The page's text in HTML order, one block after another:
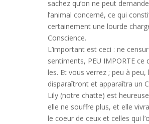
sachez qu’on ne peut
l’animal concerné, ce qui
certainement une lourde
Conscience.
L’important est ceci : ne
sentiments, PEU IMPORTE ce
les. Et vous verrez ; peu à peu,
disparaîtront et apparaîtra un
Lily (notre chatte) est
elle ne souffre plus, et elle
le coeur de ceux et celles qui